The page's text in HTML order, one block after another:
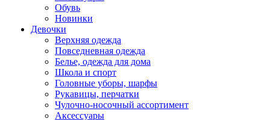
Обувь
Новинки
Девочки
Верхняя одежда
Повседневная одежда
Белье, одежда для дома
Школа и спорт
Головные уборы, шарфы
Рукавицы, перчатки
Чулочно-носочный ассортимент
Аксессуары